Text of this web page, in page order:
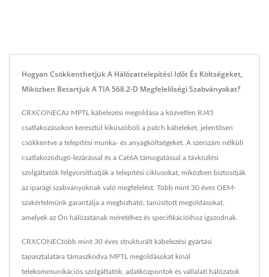
Hogyan Csökkenthetjük A Hálózattelepítési Időt És Költségeket,
Miközben Betartjuk A TIA 568.2-D Megfelelőségi Szabványokat?
CRXCONECAz MPTL kábelezési megoldása a közvetlen RJ45
csatlakozásokon keresztül kiküszöböli a patch kábeleket, jelentősen
csökkentve a telepítési munka- és anyagköltségeket. A szerszám nélküli
csatlakozódugó-lezárással és a Cat6A támogatással a távközlési
szolgáltatók felgyorsíthatják a telepítési ciklusokat, miközben biztosítják
az iparági szabványoknak való megfelelést. Több mint 30 éves OEM-
szakértelmünk garantálja a megbízható, tanúsított megoldásokat,
amelyek az Ön hálózatának méretéhez és specifikációihoz igazodnak.
CRXCONECtöbb mint 30 éves strukturált kábelezési gyártási
tapasztalatára támaszkodva MPTL megoldásokat kínál
telekommunikációs szolgáltatók, adatközpontok és vállalati hálózatok